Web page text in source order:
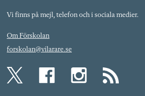
Vi finns på mejl, telefon och i sociala medier.
Om Förskolan
forskolan@vilarare.se